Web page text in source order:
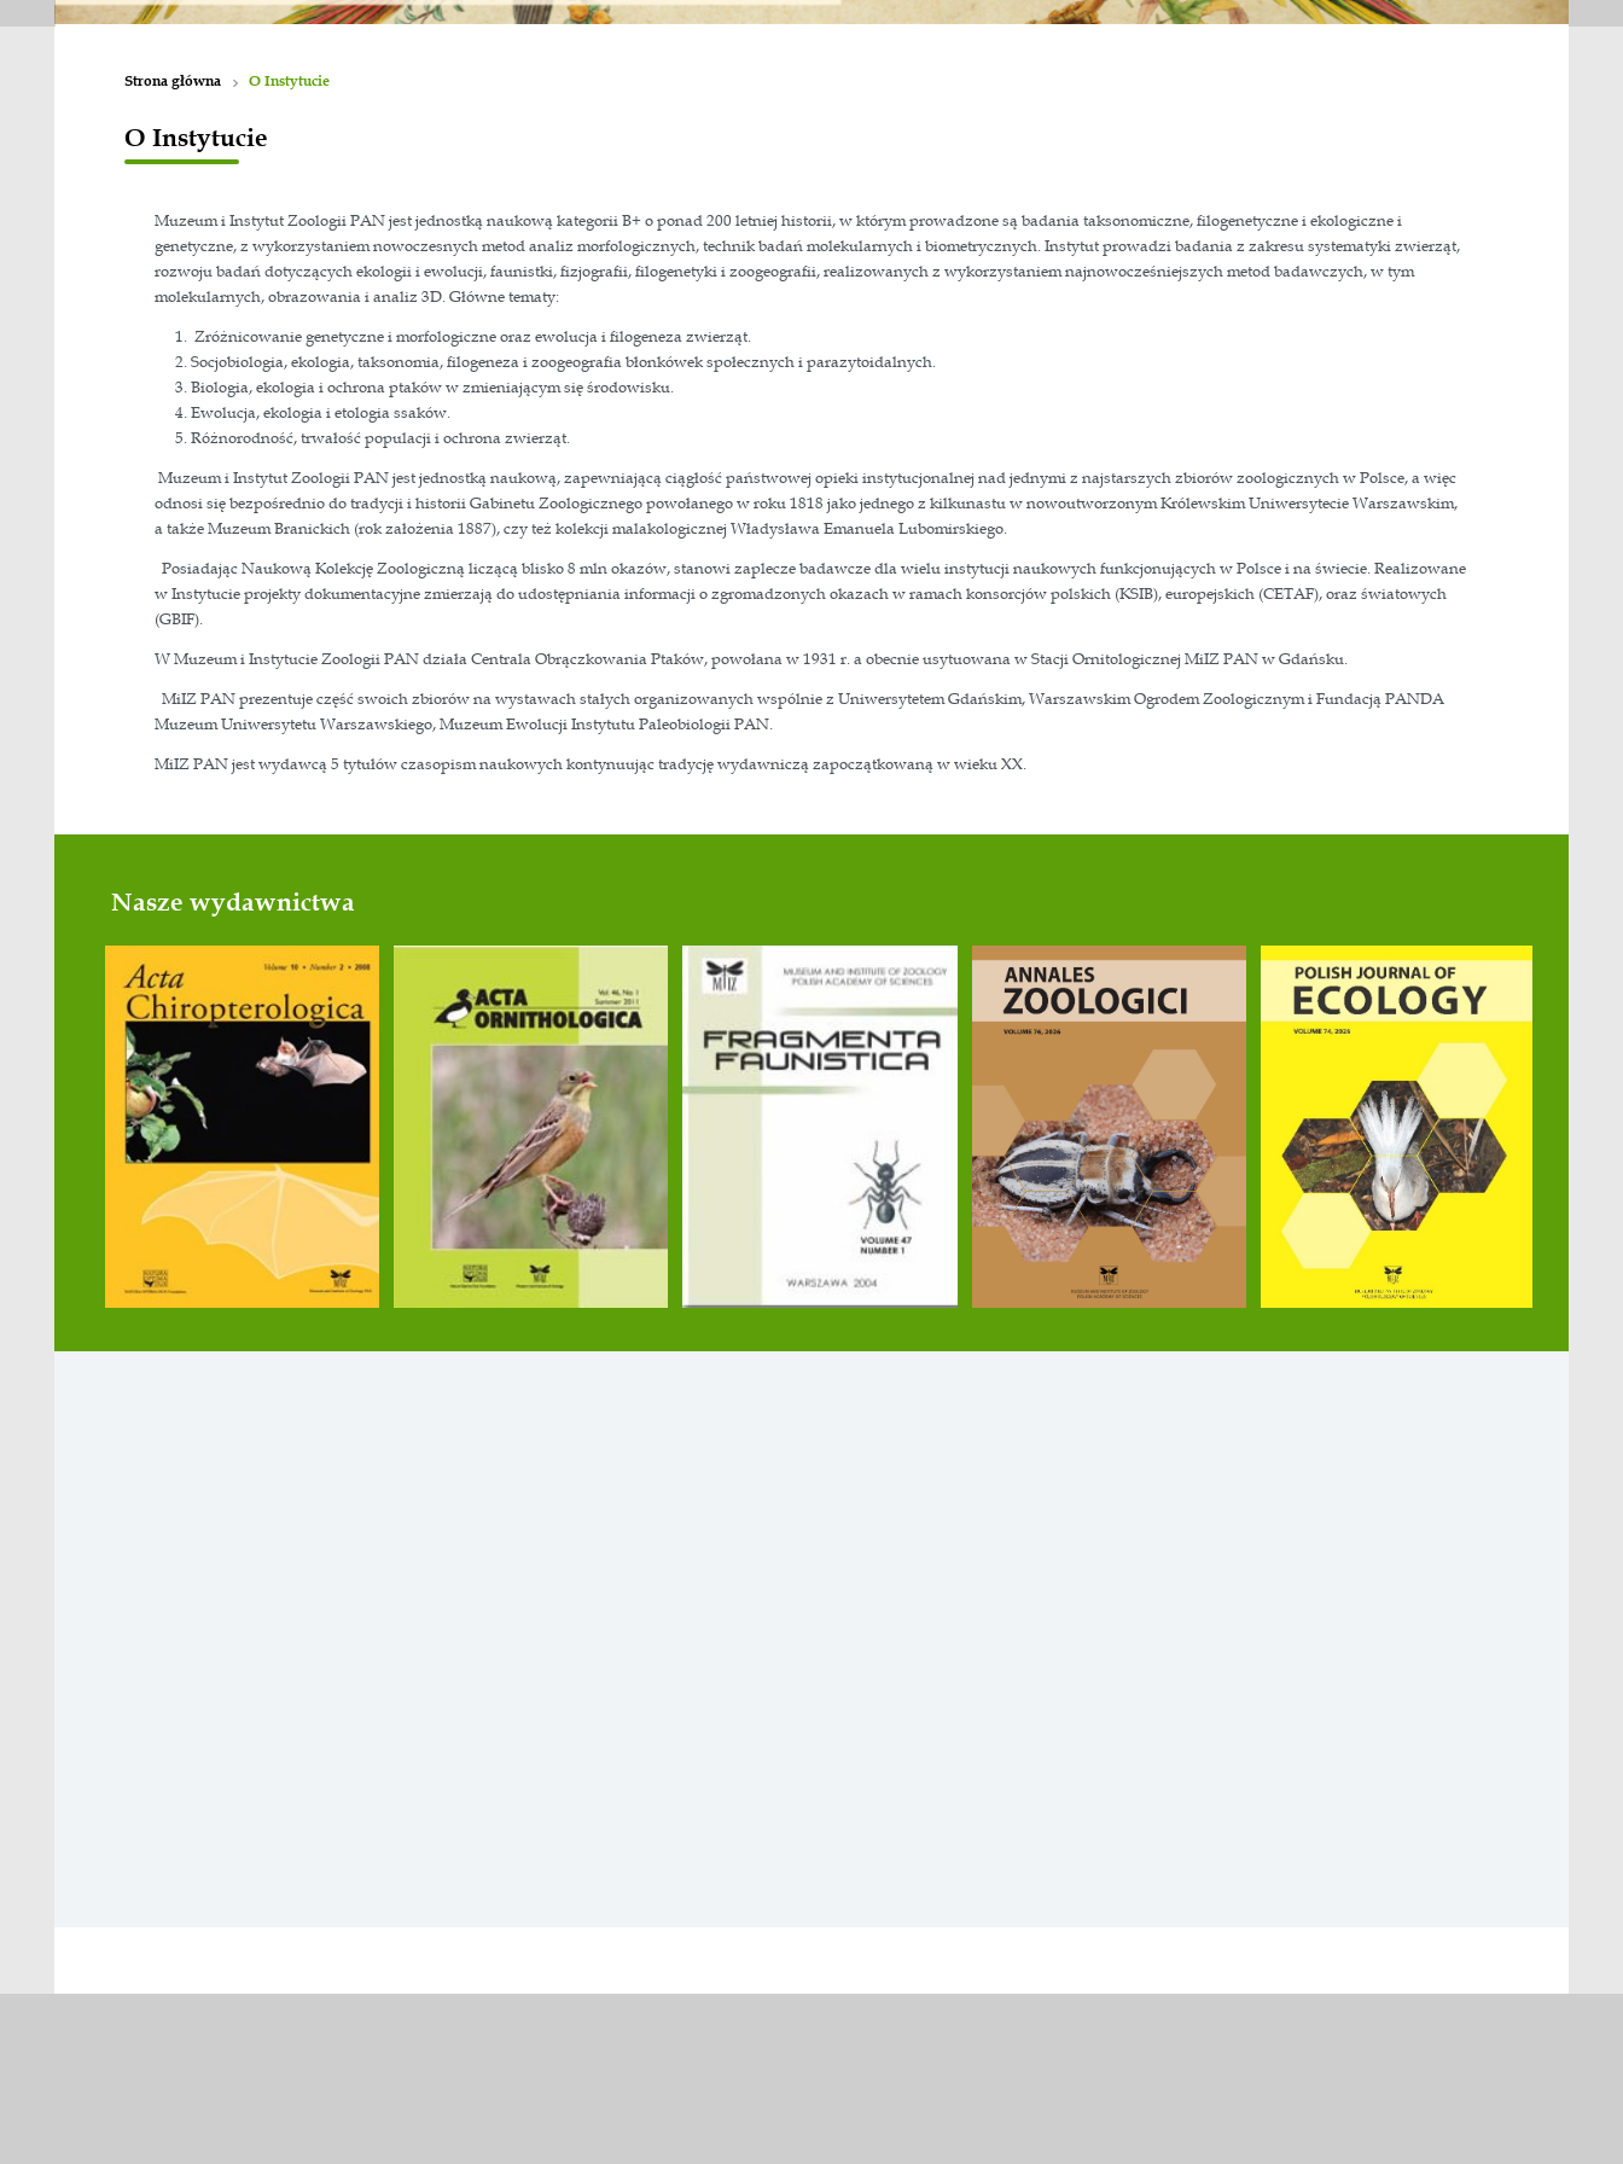
Strona główna O Instytucie
O Instytucie
Muzeum i Instytut Zoologii PAN jest jednostką naukową kategorii B+ o ponad 200 letniej historii, w którym prowadzone są badania taksonomiczne,
genetyczne, z wykorzystaniem nowoczesnych metod analiz morfologicznych, technik badań molekularnych i biometrycznych. Instytut prowadzi
rozwoju badań dotyczących ekologii i ewolucji, faunistki, fizjografii, filogenetyki i zoogeografii, realizowanych z wykorzystaniem
molekularnych, obrazowania i analiz 3D. Główne tematy:
Socjobiologia, ekologia, taksonomia, filogeneza i zoogeografia błonkówek społecznych i parazytoidalnych.
Biologia, ekologia i ochrona ptaków w zmieniającym się środowisku.
Ewolucja, ekologia i etologia ssaków.
Różnorodność, trwałość populacji i ochrona zwierząt.
w Instytucie projekty dokumentacyjne zmierzają do udostępniania informacji o zgromadzonych okazach w ramach konsorcjów polskich (KSIB),
(GBIF).
W Muzeum i Instytucie Zoologii PAN działa Centrala Obrączkowania Ptaków, powołana w 1931 r. a obecnie usytuowana w Stacji Ornitologicznej
MiIZ PAN prezentuje część swoich zbiorów na wystawach stałych organizowanych wspólnie z Uniwersytetem Gdańskim, Warszawskim Ogrodem
Muzeum Uniwersytetu Warszawskiego, Muzeum Ewolucji Instytutu Paleobiologii PAN.
MiIZ PAN jest wydawcą 5 tytułów czasopism naukowych kontynuując tradycję wydawniczą zapoczątkowaną w wieku XX.